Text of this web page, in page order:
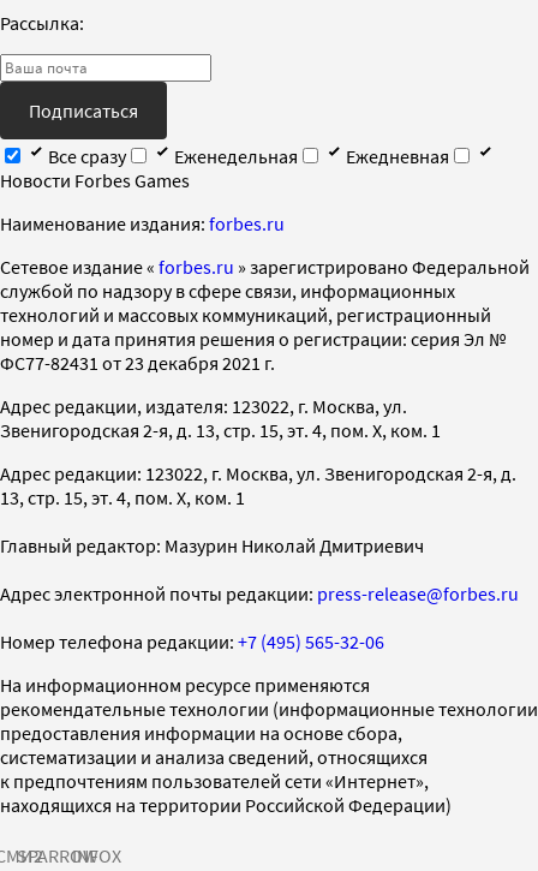
Рассылка:
Подписаться
Все сразу
Еженедельная
Ежедневная
Новости Forbes Games
Наименование издания: forbes.ru
Cетевое издание « forbes.ru » зарегистрировано Федеральной
службой по надзору в сфере связи, информационных
технологий и массовых коммуникаций, регистрационный
номер и дата принятия решения о регистрации: серия Эл №
ФС77-82431 от 23 декабря 2021 г.
Адрес редакции, издателя: 123022, г. Москва, ул.
Звенигородская 2-я, д. 13, стр. 15, эт. 4, пом. X, ком. 1
Адрес редакции: 123022, г. Москва, ул. Звенигородская 2-я, д.
13, стр. 15, эт. 4, пом. X, ком. 1
Главный редактор: Мазурин Николай Дмитриевич
Адрес электронной почты редакции: press-release@forbes.ru
Номер телефона редакции: +7 (495) 565-32-06
На информационном ресурсе применяются
рекомендательные технологии (информационные технологии
предоставления информации на основе сбора,
систематизации и анализа сведений, относящихся
к предпочтениям пользователей сети «Интернет»,
находящихся на территории Российской Федерации)
SPARROWINFOX